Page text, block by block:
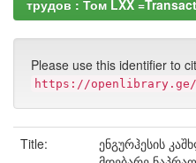
трудов : Том LXX
Please use this identifier to
https://openlibrary.ge/
Title:
ენგურჰესის